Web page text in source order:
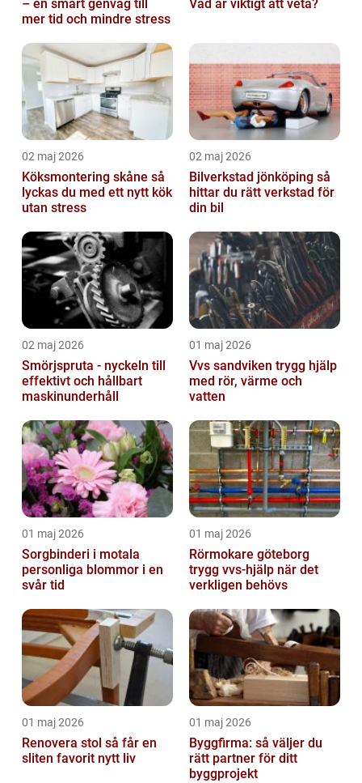
– en smart genväg till
mer tid och mindre stress
Vad är viktigt att veta?
02 maj 2026
Köksmontering skåne så
lyckas du med ett nytt kök
utan stress
02 maj 2026
Bilverkstad jönköping så
hittar du rätt verkstad för
din bil
02 maj 2026
Smörjspruta - nyckeln till
effektivt och hållbart
maskinunderhåll
01 maj 2026
Vvs sandviken trygg hjälp
med rör, värme och
vatten
01 maj 2026
Sorgbinderi i motala
personliga blommor i en
svår tid
01 maj 2026
Rörmokare göteborg
trygg vvs-hjälp när det
verkligen behövs
01 maj 2026
Renovera stol så får en
sliten favorit nytt liv
01 maj 2026
Byggfirma: så väljer du
rätt partner för ditt
byggprojekt